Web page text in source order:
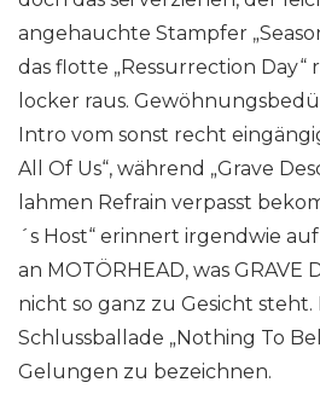
angehauchte Stampfer
das flotte „Ressurrection Day“
locker raus.
Intro vom sonst recht
All Of Us“, während „Grave
lahmen Refrain verpasst
´s Host“ erinnert irgendwie
an MOTÖRHEAD, was GRAVE
nicht so ganz zu Gesicht steht.
Schlussballade „Nothing To
Gelungen zu bezeichnen.